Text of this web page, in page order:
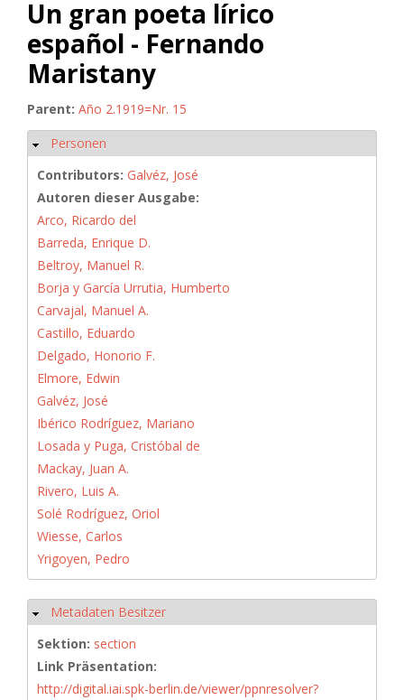
Un gran poeta lírico
español - Fernando
Maristany
Parent: Año 2.1919=Nr. 15
Hide
Personen
Contributors: Galvéz, José
Autoren dieser Ausgabe:
Arco, Ricardo del
Barreda, Enrique D.
Beltroy, Manuel R.
Borja y García Urrutia, Humberto
Carvajal, Manuel A.
Castillo, Eduardo
Delgado, Honorio F.
Elmore, Edwin
Galvéz, José
Ibérico Rodríguez, Mariano
Losada y Puga, Cristóbal de
Mackay, Juan A.
Rivero, Luis A.
Solé Rodríguez, Oriol
Wiesse, Carlos
Yrigoyen, Pedro
Hide
Metadaten Besitzer
Sektion: section
Link Präsentation:
http://digital.iai.spk-berlin.de/viewer/ppnresolver?